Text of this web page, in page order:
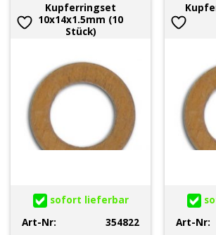
Kupferringset
10x14x1.5mm (10
Stück)
sofort lieferbar
Art-Nr:
354822
Art-Nr: